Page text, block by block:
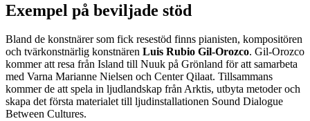
Exempel på beviljade stöd
Bland de konstnärer som fick resestöd finns pianisten, kompositören
och tvärkonstnärlig konstnären Luis Rubio Gil-Orozco. Gil-Orozco
kommer att resa från Island till Nuuk på Grönland för att samarbeta
med Varna Marianne Nielsen och Center Qilaat. Tillsammans
kommer de att spela in ljudlandskap från Arktis, utbyta metoder och
skapa det första materialet till ljudinstallationen Sound Dialogue
Between Cultures.